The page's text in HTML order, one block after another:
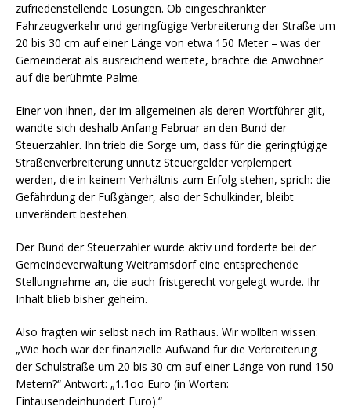
zufriedenstellende Lösungen. Ob eingeschränkter
Fahrzeugverkehr und geringfügige Verbreiterung der Straße um
20 bis 30 cm auf einer Länge von etwa 150 Meter – was der
Gemeinderat als ausreichend wertete, brachte die Anwohner
auf die berühmte Palme.
Einer von ihnen, der im allgemeinen als deren Wortführer gilt,
wandte sich deshalb Anfang Februar an den Bund der
Steuerzahler. Ihn trieb die Sorge um, dass für die geringfügige
Straßenverbreiterung unnütz Steuergelder verplempert
werden, die in keinem Verhältnis zum Erfolg stehen, sprich: die
Gefährdung der Fußgänger, also der Schulkinder, bleibt
unverändert bestehen.
Der Bund der Steuerzahler wurde aktiv und forderte bei der
Gemeindeverwaltung Weitramsdorf eine entsprechende
Stellungnahme an, die auch fristgerecht vorgelegt wurde. Ihr
Inhalt blieb bisher geheim.
Also fragten wir selbst nach im Rathaus. Wir wollten wissen:
„Wie hoch war der finanzielle Aufwand für die Verbreiterung
der Schulstraße um 20 bis 30 cm auf einer Länge von rund 150
Metern?“ Antwort: „1.1oo Euro (in Worten:
Eintausendeinhundert Euro).“